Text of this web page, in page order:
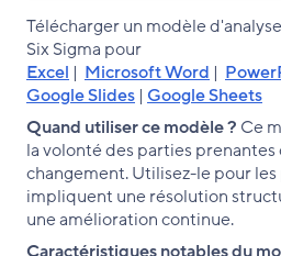
Télécharger un modèle
Six Sigma pour
Excel | Microsoft Word |
Google Slides | Google Sheets
Quand utiliser ce modèle ? Ce
la volonté des parties
changement. Utilisez-le pour
impliquent une résolution
une amélioration continue.